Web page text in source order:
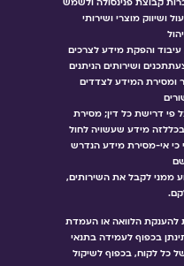
קבוצת פנינסולה ולשמש
ושיווק מוצרי ושירותי
עיבוד והפקת מידע לצרכים
ושירותים הניתנים
ומסירת המידע לצדדים
פי דרישת כל דין; מסירת
מידע שעשויה לחול
כי אי-מסירת מידע הנדרש
ממני לקבל את השירותים,
להענקת הלוואה או העמדת
בכפוף לעמידה בתנאי
כל לקוח, בכפוף לשיקול